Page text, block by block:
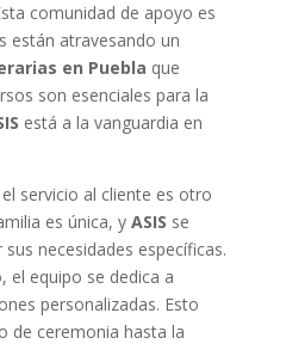
comunidad de apoyo es
están atravesando un
en Puebla que
son esenciales para la
está a la vanguardia en
servicio al cliente es otro
es única, y ASIS se
necesidades específicas.
el equipo se dedica a
personalizadas. Esto
de ceremonia hasta la